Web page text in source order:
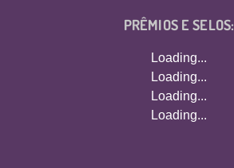
PRÊMIOS E SELOS:
Loading...
Loading...
Loading...
Loading...